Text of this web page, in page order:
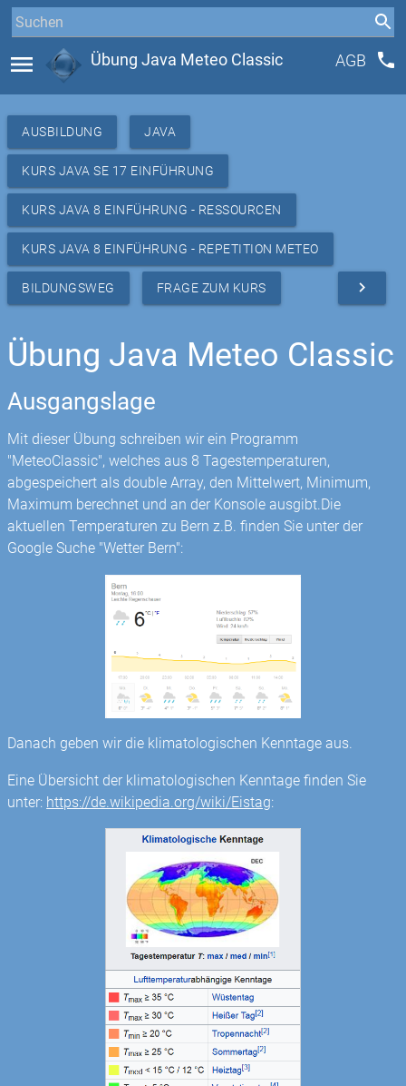
menu Übung Java Meteo Classic AGB phone
AUSBILDUNG JAVA
KURS JAVA SE 17 EINFÜHRUNG
KURS JAVA 8 EINFÜHRUNG - RESSOURCEN
KURS JAVA 8 EINFÜHRUNG - REPETITION METEO
BILDUNGSWEG FRAGE ZUM KURS navigate_next
Übung Java Meteo Classic
Ausgangslage
Mit dieser Übung schreiben wir ein Programm
"MeteoClassic", welches aus 8 Tagestemperaturen,
abgespeichert als double Array, den Mittelwert, Minimum,
Maximum berechnet und an der Konsole ausgibt.Die
aktuellen Temperaturen zu Bern z.B. finden Sie unter der
Google Suche "Wetter Bern":
Danach geben wir die klimatologischen Kenntage aus.
Eine Übersicht der klimatologischen Kenntage finden Sie
unter: https://de.wikipedia.org/wiki/Eistag: